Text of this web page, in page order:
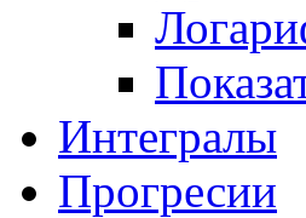
Интегралы
Прогресии